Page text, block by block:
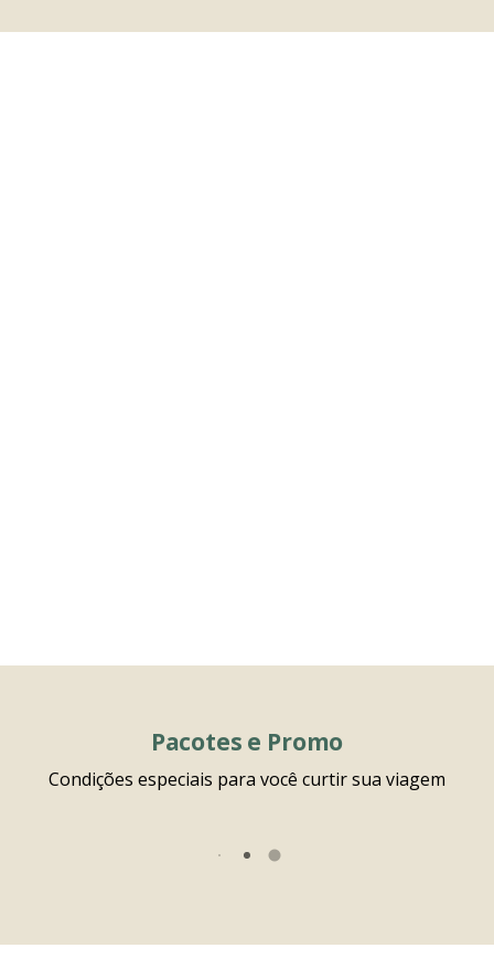
Pacotes e Promo
Condições especiais para você curtir sua viagem